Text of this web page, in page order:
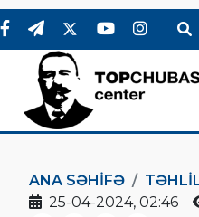
ANA SƏHIFƏ
25-04-2024, 02:46